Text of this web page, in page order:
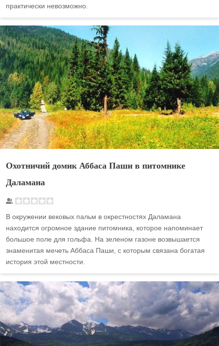
практически невозможно.
Охотничий домик Аббаса Паши в питомнике
Даламана
В окружении вековых пальм в окрестностях Даламана
находится огромное здание питомника, которое напоминает
большое поле для гольфа. На зеленом газоне возвышается
знаменитая мечеть Аббаса Паши, с которым связана богатая
история этой местности.